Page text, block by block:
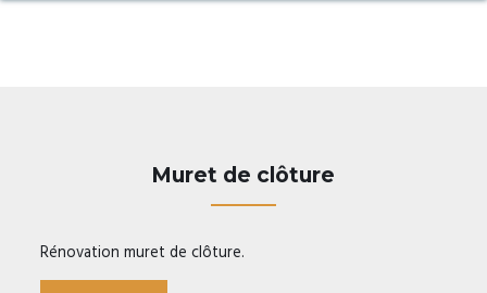
Muret de clôture
Rénovation muret de clôture.